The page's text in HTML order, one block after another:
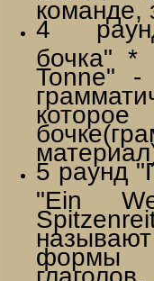
команде,
4
бочка" *
Tonne" -
5 раунд
"Ein
формы
глаголов.